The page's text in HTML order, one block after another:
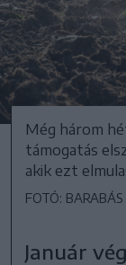
Még három
támogatás
akik ezt
FOTÓ:
Január